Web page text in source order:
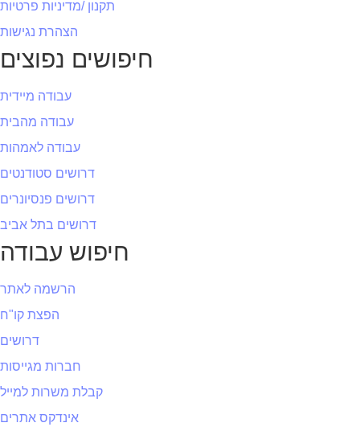
תקנון /מדיניות פרטיות
הצהרת נגישות
חיפושים נפוצים
עבודה מיידית
עבודה מהבית
עבודה לאמהות
דרושים סטודנטים
דרושים פנסיונרים
דרושים בתל אביב
חיפוש עבודה
הרשמה לאתר
הפצת קו"ח
דרושים
חברות מגייסות
קבלת משרות למייל
אינדקס אתרים